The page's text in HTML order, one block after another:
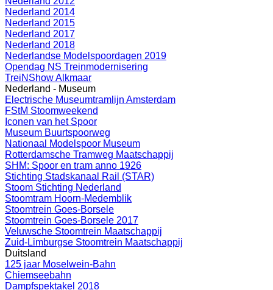
Nederland 2014
Nederland 2015
Nederland 2017
Nederland 2018
Nederlandse Modelspoordagen 2019
Opendag NS Treinmodernisering
TreiNShow Alkmaar
Nederland - Museum
Electrische Museumtramlijn Amsterdam
FStM Stoomweekend
Iconen van het Spoor
Museum Buurtspoorweg
Nationaal Modelspoor Museum
Rotterdamsche Tramweg Maatschappij
SHM: Spoor en tram anno 1926
Stichting Stadskanaal Rail (STAR)
Stoom Stichting Nederland
Stoomtram Hoorn-Medemblik
Stoomtrein Goes-Borsele
Stoomtrein Goes-Borsele 2017
Veluwsche Stoomtrein Maatschappij
Zuid-Limburgse Stoomtrein Maatschappij
Duitsland
125 jaar Moselwein-Bahn
Chiemseebahn
Dampfspektakel 2018